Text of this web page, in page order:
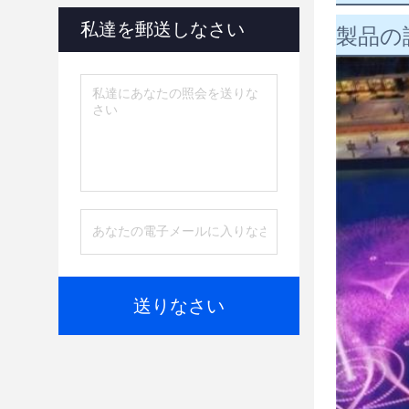
私達を郵送しなさい
送りなさい
製品の